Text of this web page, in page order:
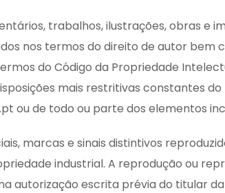
trabalhos, ilustrações, obras e
nos termos do direito de autor bem
do Código da Propriedade
mais restritivas constantes
ou de todo ou parte dos elementos
marcas e sinais distintivos
industrial. A reprodução ou
autorização escrita prévia do titular